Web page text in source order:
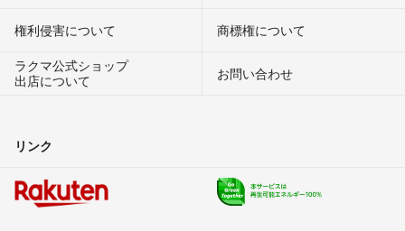
権利侵害について
商標権について
ラクマ公式ショップ
出店について
お問い合わせ
リンク